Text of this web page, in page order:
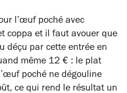
l’œuf poché avec
coppa et il faut avouer que
déçu par cette entrée en
même 12 € : le plat
poché ne dégouline
ce qui rend le résultat un